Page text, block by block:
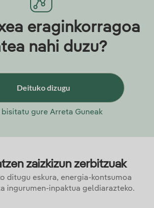
eraginkorragoa
nahi duzu?
Deituko dizugu
bisitatu gure Arreta Guneak
zaizkizun zerbitzuak
ditugu eskura, energia-kontsumoa
ingurumen-inpaktua geldiarazteko.